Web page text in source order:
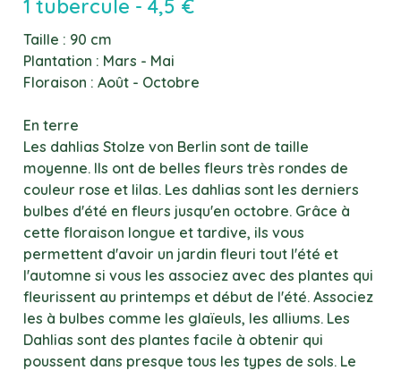
1 tubercule - 4,5 €
Taille : 90 cm
Plantation : Mars - Mai
Floraison : Août - Octobre
En terre
Les dahlias Stolze von Berlin sont de taille
moyenne. Ils ont de belles fleurs très rondes de
couleur rose et lilas. Les dahlias sont les derniers
bulbes d'été en fleurs jusqu'en octobre. Grâce à
cette floraison longue et tardive, ils vous
permettent d'avoir un jardin fleuri tout l'été et
l'automne si vous les associez avec des plantes qui
fleurissent au printemps et début de l'été. Associez
les à bulbes comme les glaïeuls, les alliums. Les
Dahlias sont des plantes facile à obtenir qui
poussent dans presque tous les types de sols. Le